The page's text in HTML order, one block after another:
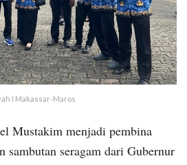
I Makassar-Maros
Mustakim menjadi pembina
sambutan seragam dari Gubernur